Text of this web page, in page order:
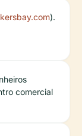
).
comercial